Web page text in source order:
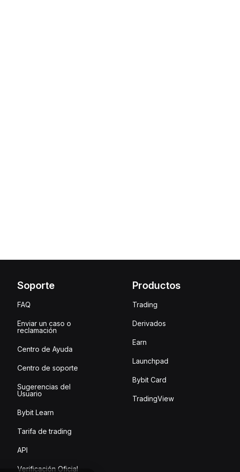
Soporte
FAQ
Enviar un caso o
reclamación
Centro de Ayuda
Centro de soporte
Sugerencias del
Usuario
Bybit Learn
Tarifa de trading
API
Verificación Oficial
Productos
Trading
Derivados
Earn
Launchpad
Bybit Card
TradingView